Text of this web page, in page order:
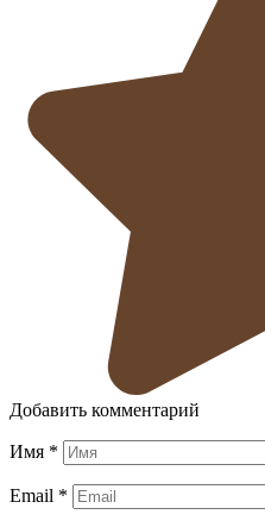
Добавить комментарий
Имя *
Email *